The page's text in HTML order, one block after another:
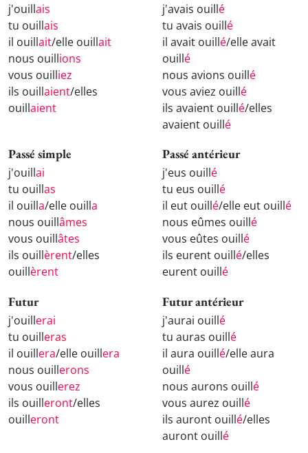
j'ouillais
tu ouillais
il ouillait/elle ouillait
nous ouillions
vous ouilliez
ils ouillaient/elles
ouillaient
j'avais ouillé
tu avais ouillé
il avait ouillé/elle avait
ouillé
nous avions ouillé
vous aviez ouillé
ils avaient ouillé/elles
avaient ouillé
Passé simple
j'ouillai
tu ouillas
il ouilla/elle ouilla
nous ouillâmes
vous ouillâtes
ils ouillèrent/elles
ouillèrent
Passé antérieur
j'eus ouillé
tu eus ouillé
il eut ouillé/elle eut ouillé
nous eûmes ouillé
vous eûtes ouillé
ils eurent ouillé/elles
eurent ouillé
Futur
j'ouillerai
tu ouilleras
il ouillera/elle ouillera
nous ouillerons
vous ouillerez
ils ouilleront/elles
ouilleront
Futur antérieur
j'aurai ouillé
tu auras ouillé
il aura ouillé/elle aura
ouillé
nous aurons ouillé
vous aurez ouillé
ils auront ouillé/elles
auront ouillé